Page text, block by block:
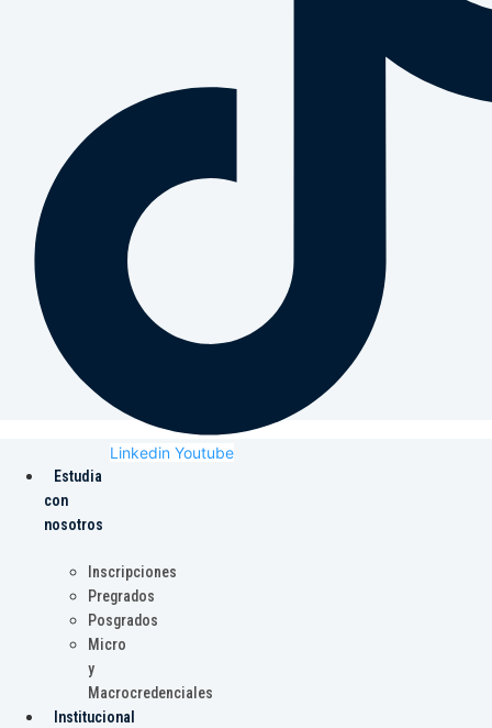
Linkedin Youtube
Estudia
con
nosotros
Inscripciones
Pregrados
Posgrados
Micro
y
Macrocredenciales
Institucional